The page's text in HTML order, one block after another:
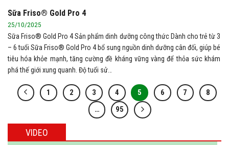
Sữa Friso® Gold Pro 4
25/10/2025
Sữa Friso® Gold Pro 4 Sản phẩm dinh dưỡng công thức Dành cho trẻ từ 3
– 6 tuổi Sữa Friso® Gold Pro 4 bổ sung nguồn dinh dưỡng cân đối, giúp bé
tiêu hóa khỏe mạnh, tăng cường đề kháng vững vàng để thỏa sức khám
phá thế giới xung quanh. Độ tuổi sử…
1 2 3 4 5 6 7
8
…
95
VIDEO